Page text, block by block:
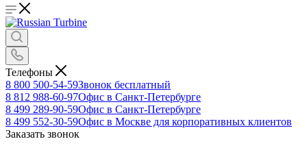
Телефоны
8 800 500-54-59Звонок бесплатный
8 812 988-60-97Офис в Санкт-Петербурге
8 499 289-90-59Офис в Санкт-Петербурге
8 499 552-30-59Офис в Москве для корпоративных клиентов
Заказать звонок